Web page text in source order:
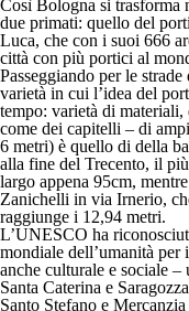
Così Bologna si trasforma
due primati: quello del
Luca, che con i suoi 666
città con più portici al
Passeggiando per le
varietà in cui l’idea del
tempo: varietà di
come dei capitelli – di
6 metri) è quello di della
alla fine del Trecento, il
largo appena 95cm,
Zanichelli in via Irnerio,
raggiunge i 12,94 metri.
L’UNESCO ha
mondiale dell’umanità per
anche culturale e sociale –
Santa Caterina e Saragozza
Santo Stefano e Mercanzia